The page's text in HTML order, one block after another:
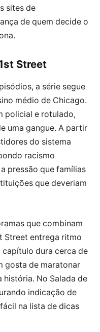
sites de
de quem decide o
Street
a série segue
médio de Chicago.
policial e rotulado,
uma gangue. A partir
do sistema
racismo
pressão que famílias
que deveriam
que combinam
Street entrega ritmo
dura cerca de
gosta de maratonar
história. No Salada de
indicação de
na lista de dicas